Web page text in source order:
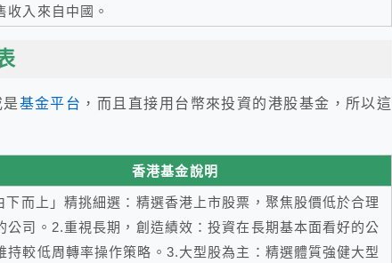
收入來自中國。
基金平台 ，而且直接用台幣來投資的港股基金，所以這
香港基金說明
下而上」精挑細選：精選香港上市股票，聚焦股價低於合理
公司。2.重視長期，創造績效：投資在長期基本面看好的公
持較低周轉率操作策略。3.大型股為主：精選體質強健大型